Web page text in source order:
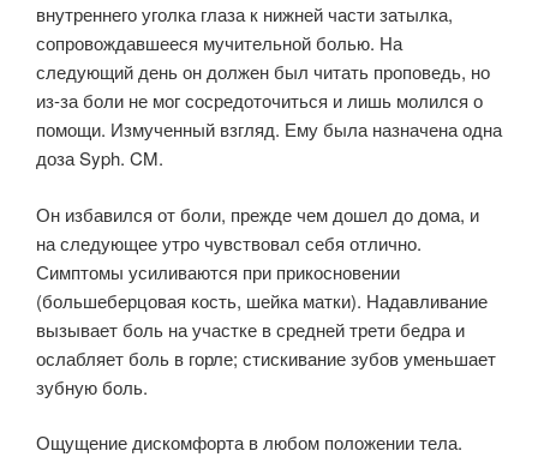
внутреннего уголка глаза к нижней части затылка,
сопровождавшееся мучительной болью. На
следующий день он должен был читать проповедь, но
из-за боли не мог сосредоточиться и лишь молился о
помощи. Измученный взгляд. Ему была назначена одна
доза Syph. CM.
Он избавился от боли, прежде чем дошел до дома, и
на следующее утро чувствовал себя отлично.
Симптомы усиливаются при прикосновении
(большеберцовая кость, шейка матки). Надавливание
вызывает боль на участке в средней трети бедра и
ослабляет боль в горле; стискивание зубов уменьшает
зубную боль.
Ощущение дискомфорта в любом положении тела.